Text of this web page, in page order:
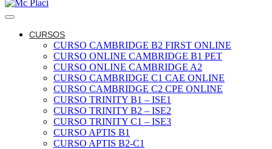
CURSOS
CURSO CAMBRIDGE B2 FIRST ONLINE
CURSO ONLINE CAMBRIDGE B1 PET
CURSO ONLINE CAMBRIDGE A2
CURSO CAMBRIDGE C1 CAE ONLINE
CURSO CAMBRIDGE C2 CPE ONLINE
CURSO TRINITY B1 – ISE1
CURSO TRINITY B2 – ISE2
CURSO TRINITY C1 – ISE3
CURSO APTIS B1
CURSO APTIS B2-C1